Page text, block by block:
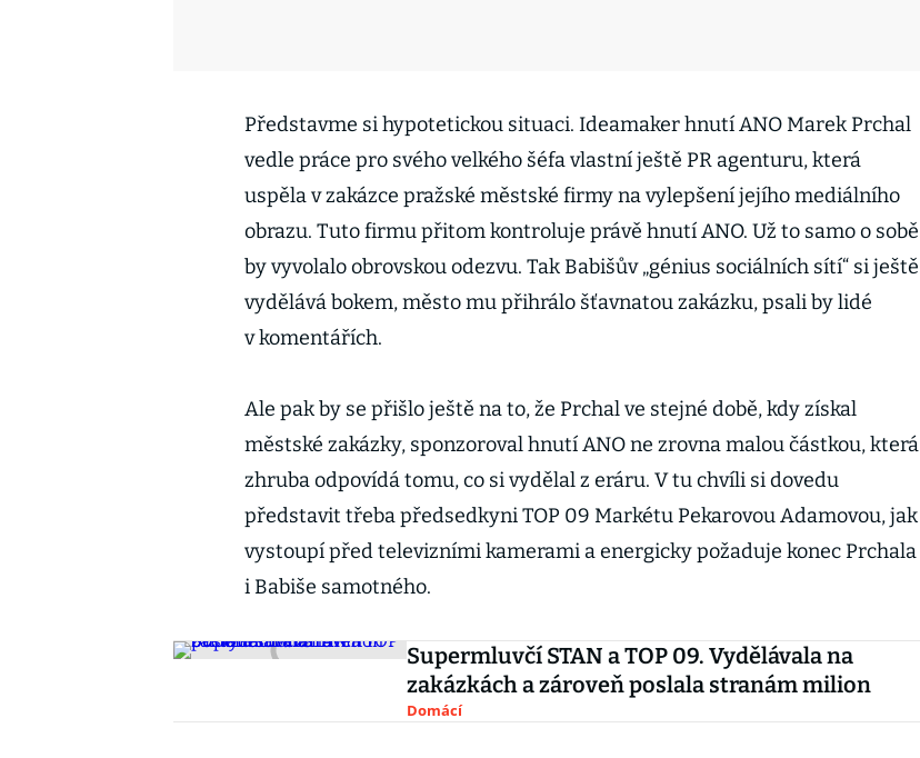
Představme si hypotetickou situaci. Ideamaker hnutí ANO Marek Prchal
vedle práce pro svého velkého šéfa vlastní ještě PR agenturu, která
uspěla v zakázce pražské městské firmy na vylepšení jejího mediálního
obrazu. Tuto firmu přitom kontroluje právě hnutí ANO. Už to samo o sobě
by vyvolalo obrovskou odezvu. Tak Babišův „génius sociálních sítí“ si ještě
vydělává bokem, město mu přihrálo šťavnatou zakázku, psali by lidé
v komentářích.
Ale pak by se přišlo ještě na to, že Prchal ve stejné době, kdy získal
městské zakázky, sponzoroval hnutí ANO ne zrovna malou částkou, která
zhruba odpovídá tomu, co si vydělal z eráru. V tu chvíli si dovedu
představit třeba předsedkyni TOP 09 Markétu Pekarovou Adamovou, jak
vystoupí před televizními kamerami a energicky požaduje konec Prchala
i Babiše samotného.
Supermluvčí STAN a TOP 09. Vydělávala na
zakázkách a zároveň poslala stranám milion
Domácí